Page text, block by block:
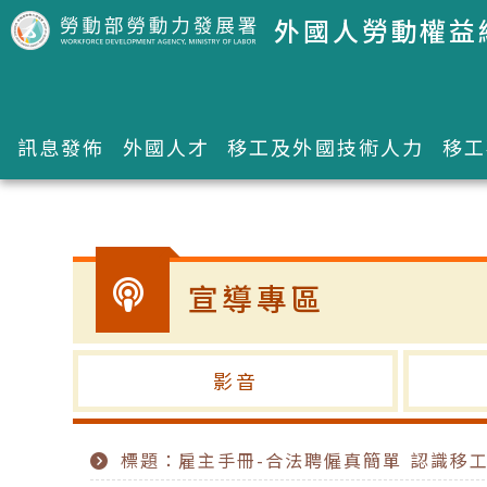
跳到主要內容區塊 外國人勞動權益
訊息發佈 外國人才 移工及外國技術人力 移
宣導專區
影音
標題：雇主手冊-合法聘僱真簡單 認識移